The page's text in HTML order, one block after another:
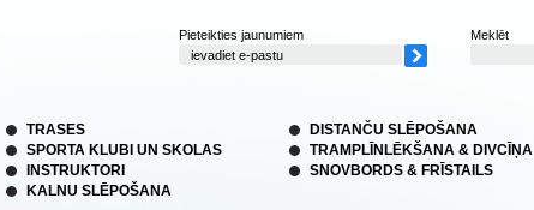
Pieteikties jaunumiem Meklēt
TRASES
SPORTA KLUBI UN SKOLAS
INSTRUKTORI
KALNU SLĒPOŠANA
DISTANČU SLĒPOŠANA
TRAMPLĪNLĒKŠANA & DIVCĪŅA
SNOVBORDS & FRĪSTAILS